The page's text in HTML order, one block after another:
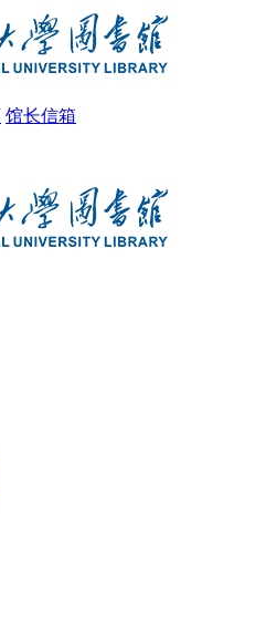
馆长信箱